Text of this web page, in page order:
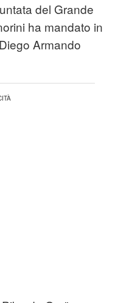
del Grande
ha mandato in
Armando